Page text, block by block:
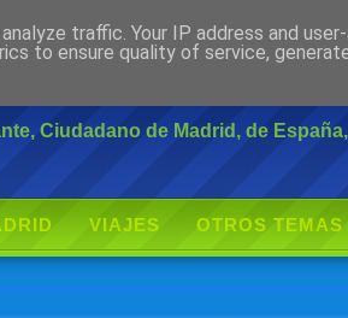
Ciudadano de Madrid, de
VIAJES OTROS TEMAS
traffic. Your IP address and
to ensure quality of service,